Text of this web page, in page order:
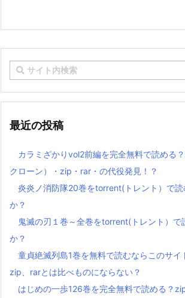
最近の投稿
カラミざかりvol2前編を完全無料で読める
クローン）・zip・rar・の代役発見！？
炎炎ノ消防隊20巻をtorrent(トレント）で
か？
鬼滅の刃１巻～全巻をtorrent(トレント）で
か？
童貞絶滅列島1巻を無料で読むならこのサイ
zip、rarとは比べものにならない？
はじめの一歩126巻を完全無料で読める？